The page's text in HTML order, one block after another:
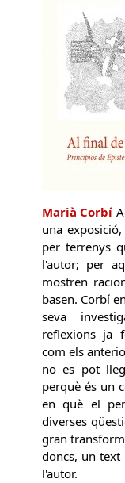
Marià Corbí
una
per terrenys
l'autor; per
mostren
basen. Corbí
seva
reflexions ja
com els
no es pot
perquè és un
en què el
diverses
gran
doncs, un
l'autor.